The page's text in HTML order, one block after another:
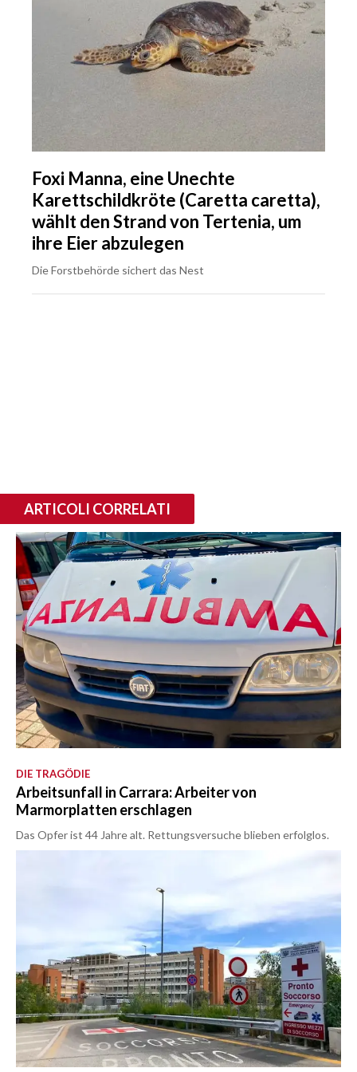
Foxi Manna, eine Unechte
Karettschildkröte (Caretta caretta),
wählt den Strand von Tertenia, um
ihre Eier abzulegen
Die Forstbehörde sichert das Nest
ARTICOLI CORRELATI
DIE TRAGÖDIE
Arbeitsunfall in Carrara: Arbeiter von
Marmorplatten erschlagen
Das Opfer ist 44 Jahre alt. Rettungsversuche blieben erfolglos.